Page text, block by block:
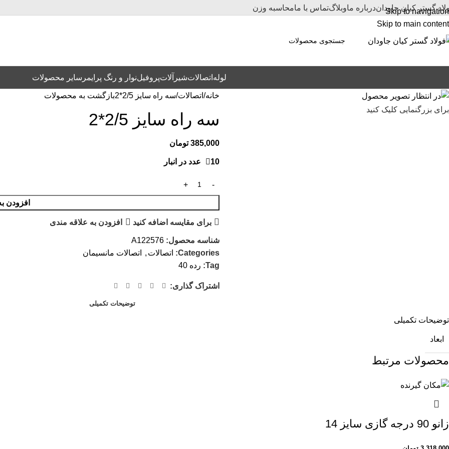
Skip to navigation
Skip to main content
گستر کیان جاوداندرباره ماوبلاگتماس با مامحاسبه وزن
لوله اتصالاتشیرآلاتپروفیلنوار و رنگ پرایمر سایر محصولات
برای بزرگنمایی کلیک کنید
خانه اتصالات سه راه سایز 2/5*2 بازگشت به محصولات
سه راه سایز 2/5*2
385,000 تومان
10 عدد در انبار
افزودن
برای مقایسه اضافه کنید افزودن به علاقه مندی
شناسه محصول: A122576
Categories:
اتصالات ,
اتصالات مانسیمان
Tag: رده 40
اشتراک گذاری:
توضیحات تکمیلی
توضیحات تکمیلی
ابعاد
محصولات مرتبط
زانو 90 درجه گازی سایز 14